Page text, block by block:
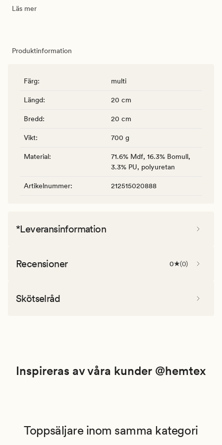
Läs mer
Produktinformation
Färg: multi
Längd: 20 cm
Bredd: 20 cm
Vikt: 700 g
Material:
71.6% Mdf, 16.3% Bomull,
3.3% PU, polyuretan
Artikelnummer: 212515020888
*Leveransinformation
Recensioner 0 (0)
Skötselråd
Inspireras av våra kunder @hemtex
Toppsäljare inom samma kategori